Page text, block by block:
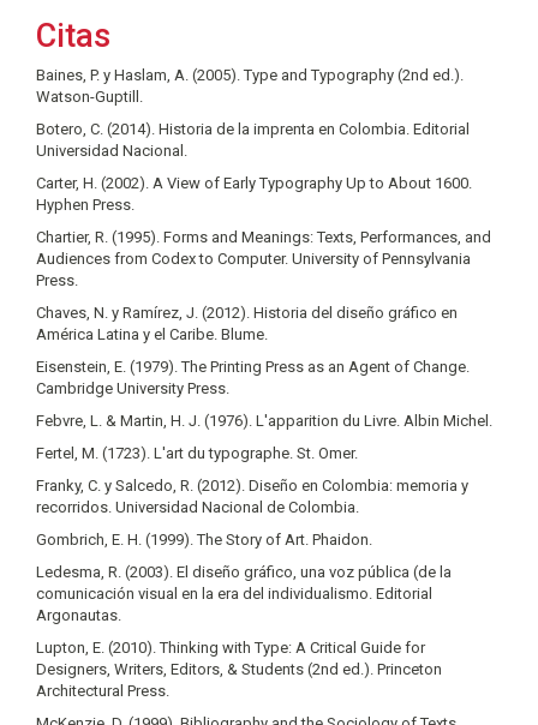
Citas
Baines, P. y Haslam, A. (2005). Type and Typography (2nd ed.).
Watson-Guptill.
Botero, C. (2014). Historia de la imprenta en Colombia. Editorial
Universidad Nacional.
Carter, H. (2002). A View of Early Typography Up to About 1600.
Hyphen Press.
Chartier, R. (1995). Forms and Meanings: Texts, Performances, and
Audiences from Codex to Computer. University of Pennsylvania
Press.
Chaves, N. y Ramírez, J. (2012). Historia del diseño gráfico en
América Latina y el Caribe. Blume.
Eisenstein, E. (1979). The Printing Press as an Agent of Change.
Cambridge University Press.
Febvre, L. & Martin, H. J. (1976). L'apparition du Livre. Albin Michel.
Fertel, M. (1723). L'art du typographe. St. Omer.
Franky, C. y Salcedo, R. (2012). Diseño en Colombia: memoria y
recorridos. Universidad Nacional de Colombia.
Gombrich, E. H. (1999). The Story of Art. Phaidon.
Ledesma, R. (2003). El diseño gráfico, una voz pública (de la
comunicación visual en la era del individualismo. Editorial
Argonautas.
Lupton, E. (2010). Thinking with Type: A Critical Guide for
Designers, Writers, Editors, & Students (2nd ed.). Princeton
Architectural Press.